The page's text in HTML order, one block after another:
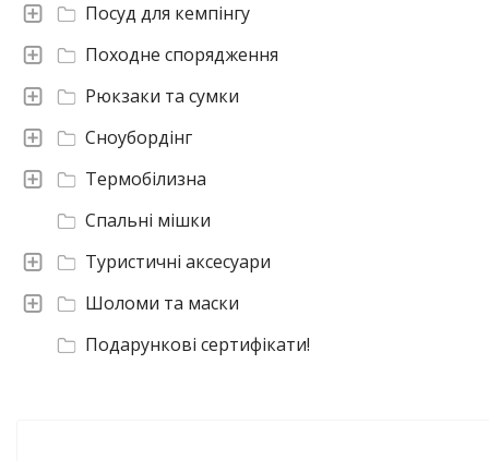
Подарункові сертифікати!
Шоломи та маски
Туристичні аксесуари
Спальні мішки
Термобілизна
Сноубордінг
Рюкзаки та сумки
Походне спорядження
Посуд для кемпінгу